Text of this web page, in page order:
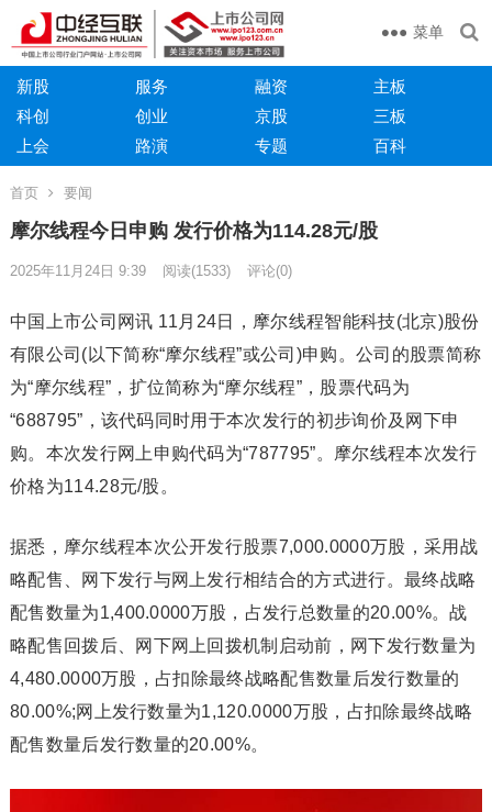
菜单
新股 服务 融资
主板
科创
创业 京股
三板
上会
路演 专题 百科
首页 要闻
摩尔线程今日申购 发行价格为114.28元/股
2025年11月24日 9:39 阅读(1533) 评论(0)
中国上市公司网讯 11月24日，摩尔线程智能科技(北京)股份
有限公司(以下简称“摩尔线程”或公司)申购。公司的股票简称
为“摩尔线程”，扩位简称为“摩尔线程”，股票代码为
“688795”，该代码同时用于本次发行的初步询价及网下申
购。本次发行网上申购代码为“787795”。摩尔线程本次发行
价格为114.28元/股。
据悉，摩尔线程本次公开发行股票7,000.0000万股，采用战
略配售、网下发行与网上发行相结合的方式进行。最终战略
配售数量为1,400.0000万股，占发行总数量的20.00%。战
略配售回拨后、网下网上回拨机制启动前，网下发行数量为
4,480.0000万股，占扣除最终战略配售数量后发行数量的
80.00%;网上发行数量为1,120.0000万股，占扣除最终战略
配售数量后发行数量的20.00%。